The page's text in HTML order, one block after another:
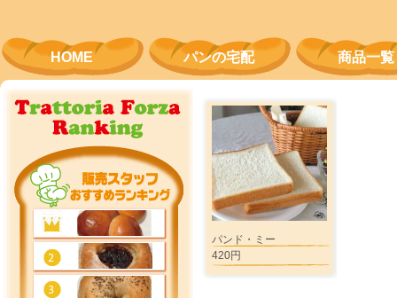
HOME パンの宅配 商品一覧
パンド・ミー
420円